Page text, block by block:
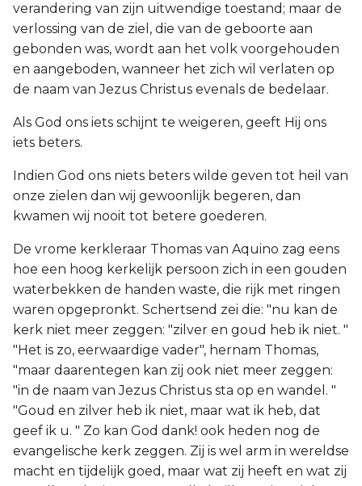
verandering van zijn uitwendige toestand; maar de
verlossing van de ziel, die van de geboorte aan
gebonden was, wordt aan het volk voorgehouden
en aangeboden, wanneer het zich wil verlaten op
de naam van Jezus Christus evenals de bedelaar.
Als God ons iets schijnt te weigeren, geeft Hij ons
iets beters.
Indien God ons niets beters wilde geven tot heil van
onze zielen dan wij gewoonlijk begeren, dan
kwamen wij nooit tot betere goederen.
De vrome kerkleraar Thomas van Aquino zag eens
hoe een hoog kerkelijk persoon zich in een gouden
waterbekken de handen waste, die rijk met ringen
waren opgepronkt. Schertsend zei die: "nu kan de
kerk niet meer zeggen: "zilver en goud heb ik niet. "
"Het is zo, eerwaardige vader", hernam Thomas,
"maar daarentegen kan zij ook niet meer zeggen:
"in de naam van Jezus Christus sta op en wandel. "
"Goud en zilver heb ik niet, maar wat ik heb, dat
geef ik u. " Zo kan God dank! ook heden nog de
evangelische kerk zeggen. Zij is wel arm in wereldse
macht en tijdelijk goed, maar wat zij heeft en wat zij